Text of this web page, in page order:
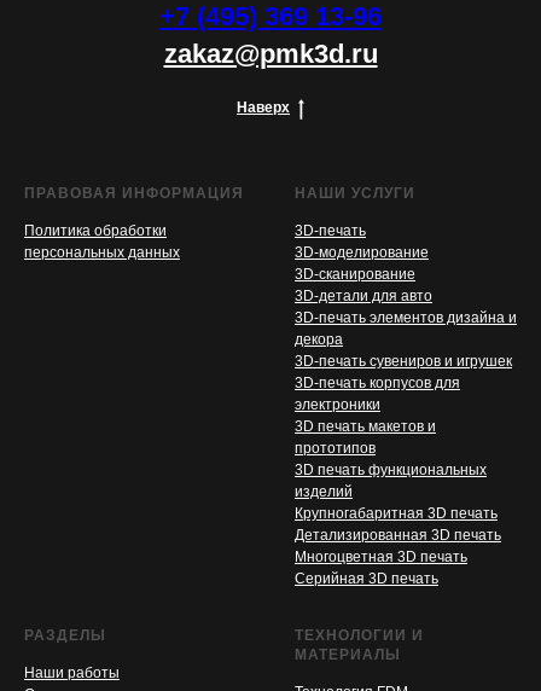
+7 (495) 369 13-96
zakaz@pmk3d.ru
Наверх
ПРАВОВАЯ ИНФОРМАЦИЯ
Политика обработки
персональных данных
НАШИ УСЛУГИ
3D-печать
3D-моделирование
3D-сканирование
3D-детали для авто
3D-печать элементов дизайна и
декора
3D-печать сувениров и игрушек
3D-печать корпусов для
электроники
3D печать макетов и
прототипов
3D печать функциональных
изделий
Крупногабаритная 3D печать
Детализированная 3D печать
Многоцветная 3D печать
Серийная 3D печать
РАЗДЕЛЫ
Наши работы
ТЕХНОЛОГИИ И
МАТЕРИАЛЫ